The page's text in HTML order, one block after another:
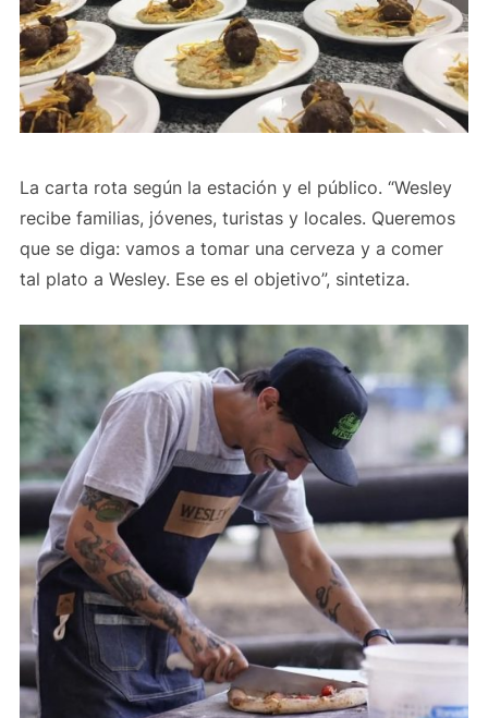
La carta rota según la estación y el público. “Wesley
recibe familias, jóvenes, turistas y locales. Queremos
que se diga: vamos a tomar una cerveza y a comer
tal plato a Wesley. Ese es el objetivo”, sintetiza.